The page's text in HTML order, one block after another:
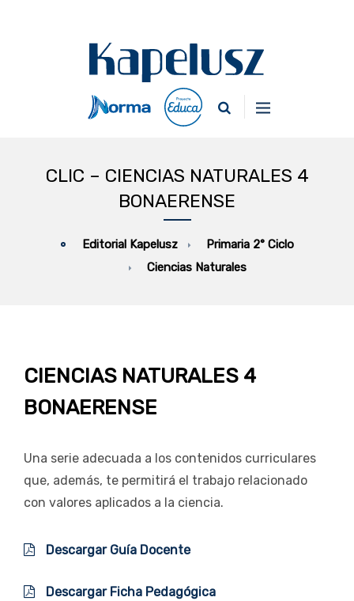
CLIC – CIENCIAS NATURALES 4
BONAERENSE
Editorial Kapelusz
Primaria 2° Ciclo
Ciencias Naturales
CIENCIAS NATURALES 4
BONAERENSE
Una serie adecuada a los contenidos curriculares
que, además, te permitirá el trabajo relacionado
con valores aplicados a la ciencia.
Descargar Guía Docente
Descargar Ficha Pedagógica